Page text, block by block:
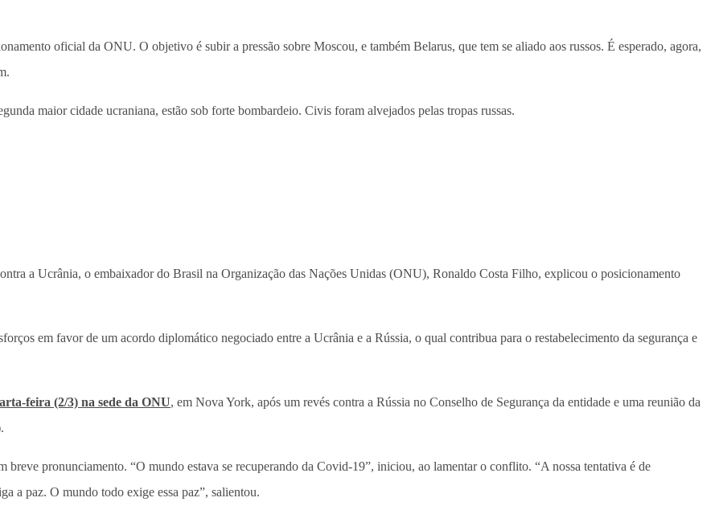
oficial da ONU. O objetivo é subir a pressão sobre Moscou, e também Belarus, que tem se aliado aos russos. É esperado, agora,
maior cidade ucraniana, estão sob forte bombardeio. Civis foram alvejados pelas tropas russas.
a Ucrânia, o embaixador do Brasil na Organização das Nações Unidas (ONU), Ronaldo Costa Filho, explicou o posicionamento
em favor de um acordo diplomático negociado entre a Ucrânia e a Rússia, o qual contribua para o restabelecimento da segurança e
feira (2/3) na sede da ONU, em Nova York, após um revés contra a Rússia no Conselho de Segurança da entidade e uma reunião da
pronunciamento. “O mundo estava se recuperando da Covid-19”, iniciou, ao lamentar o conflito. “A nossa tentativa é de
a paz. O mundo todo exige essa paz”, salientou.